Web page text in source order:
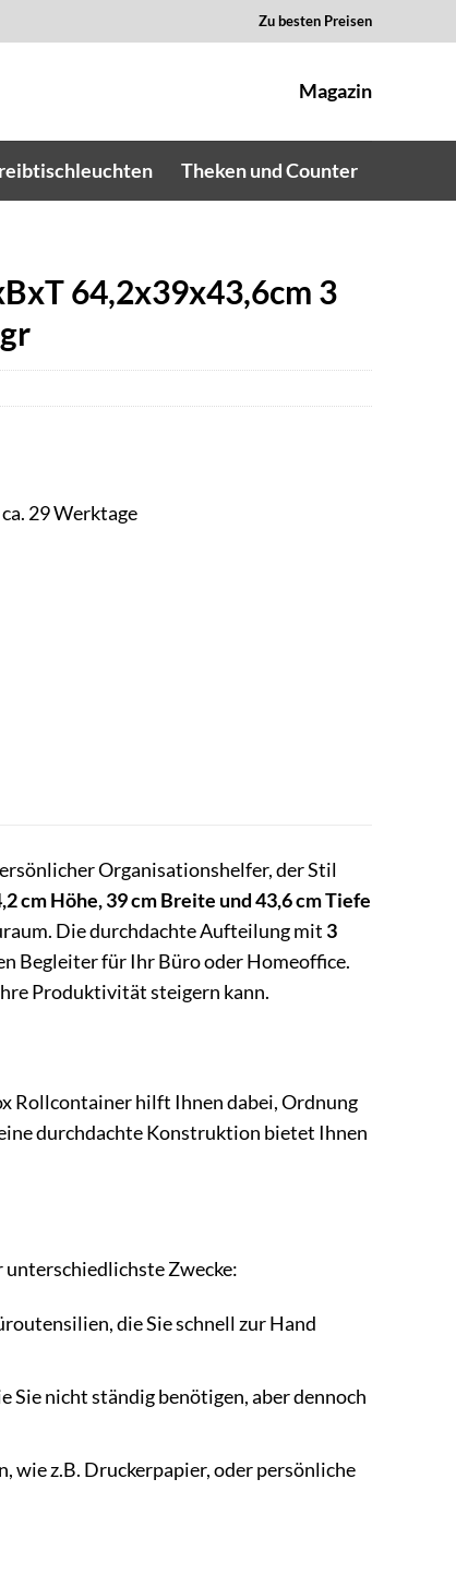
Zu besten Preisen
Magazin
Theken und Counter
64,2x39x43,6cm 3
29 Werktage
Organisationshelfer, der Stil
cm Höhe, 39 cm Breite und 43,6 cm Tiefe
Die durchdachte Aufteilung mit 3
Begleiter für Ihr Büro oder Homeoffice.
Produktivität steigern kann.
Rollcontainer hilft Ihnen dabei, Ordnung
durchdachte Konstruktion bietet Ihnen
unterschiedlichste Zwecke:
die Sie schnell zur Hand
Sie nicht ständig benötigen, aber dennoch
wie z.B. Druckerpapier, oder persönliche